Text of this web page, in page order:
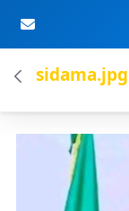
Skip to Main
sidama.jpg